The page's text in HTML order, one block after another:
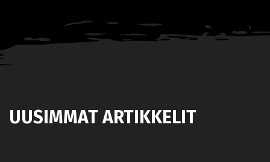
UUSIMMAT ARTIKKELIT